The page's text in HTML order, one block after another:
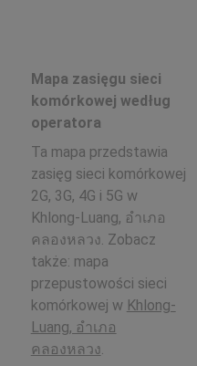
Mapa zasięgu sieci
komórkowej według
operatora
Ta mapa przedstawia
zasięg sieci komórkowej
2G, 3G, 4G i 5G w
Khlong-Luang, อำเภอ
คลองหลวง. Zobacz
także: mapa
przepustowości sieci
komórkowej w Khlong-
Luang, อำเภอ
คลองหลวง